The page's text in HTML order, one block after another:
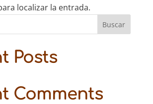
localizar la entrada.
Buscar
Posts
Comments